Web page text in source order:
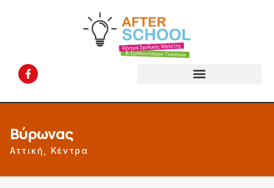
Βύρωνας
Αττική Κέντρα